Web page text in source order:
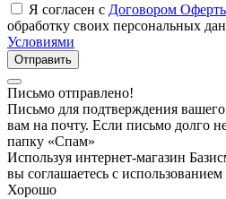
Я согласен с Договором
обработку своих персональных
Условиями
Отправить
Письмо отправлено!
Письмо для подтверждения
вам на почту. Если письмо долго
папку «Спам»
Используя интернет-магазин
вы соглашаетесь с использованием
Хорошо